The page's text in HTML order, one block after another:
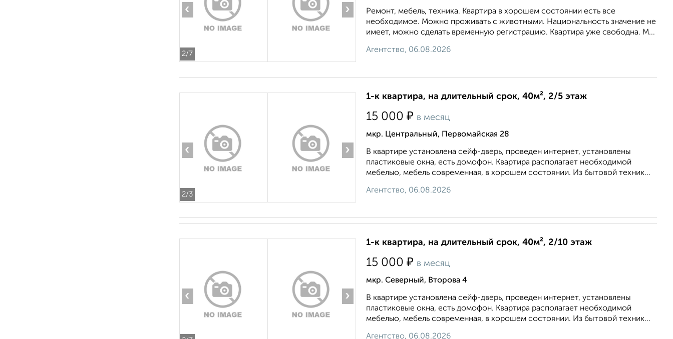
2/7
‹ ›
Ремонт, мебель, техника. Квартира в хорошем состоянии есть все
необходимое. Можно проживать с животными. Национальность значение не
имеет, можно сделать временную регистрацию. Квартира уже свободна. М...
Агентство, 06.08.2026
2/3
‹ ›
1-к квартира, на длительный срок, 40м², 2/5 этаж
15 000 ₽ в месяц
мкр. Центральный, Первомайская 28
В квартире установлена сейф-дверь, проведен интернет, установлены
пластиковые окна, есть домофон. Квартира располагает необходимой
мебелью, мебель современная, в хорошем состоянии. Из бытовой техник...
Агентство, 06.08.2026
‹ ›
1-к квартира, на длительный срок, 40м², 2/10 этаж
15 000 ₽ в месяц
мкр. Северный, Второва 4
В квартире установлена сейф-дверь, проведен интернет, установлены
пластиковые окна, есть домофон. Квартира располагает необходимой
мебелью, мебель современная, в хорошем состоянии. Из бытовой техник...
Агентство, 06.08.2026